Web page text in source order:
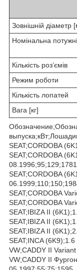
Зовнішній діаметр
Номінальна
Кількість роз’ємів
Режим роботи
Кількість лопатей
Вага [кг]
SEAT;CORDOBA
SEAT;CORDOBA
08.1996;95;129;1781
SEAT;CORDOBA
SEAT;CORDOBA
SEAT;CORDOBA
SEAT;IBIZA II
SEAT;IBIZA II
SEAT;IBIZA II
SEAT;INCA
VW;CADDY II
VW;CADDY II